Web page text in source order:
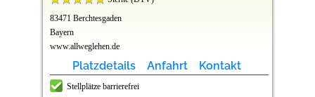
83471 Berchtesgaden
Bayern
www.allweglehen.de
Platzdetails Anfahrt Kontakt
Stellplätze barrierefrei